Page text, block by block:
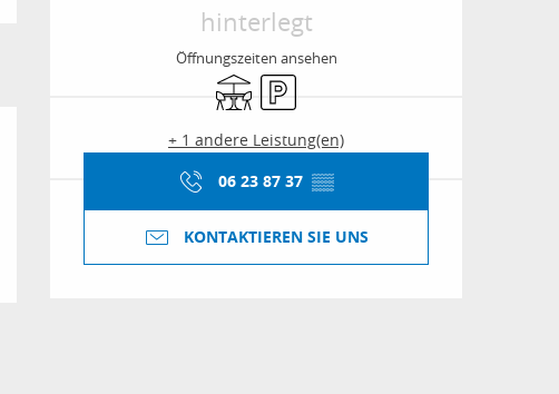
hinterlegt
Öffnungszeiten ansehen
TerrasseParkplatz
+ 1 andere Leistung(en)
06 23 87 37 ▒▒
KONTAKTIEREN SIE UNS